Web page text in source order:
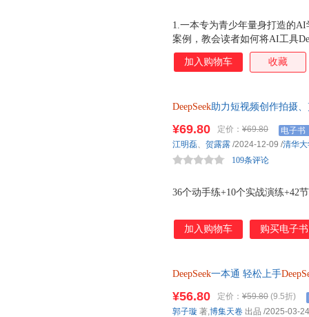
1.一本专为青少年量身打造的
案例，教会读者如何将AI工具
手。 2.从基础操作到高阶技巧
元场景，更有 辩论模式 记忆
加入购物车 收藏
DeepSeek助力短视频创作拍摄
展学习视频
36个动手练+10个实战演练+42
¥69.80 定价： ¥69.80 电子书
109条评论
江明磊、 贺露露 /2024-12-09 /清华
加入购物车 购买电子书
DeepSeek一本通 轻松上手
¥56.80 定价： ¥59.80 (9.5折)
郭子璇 著,博集天卷 出品 /2025-03-24